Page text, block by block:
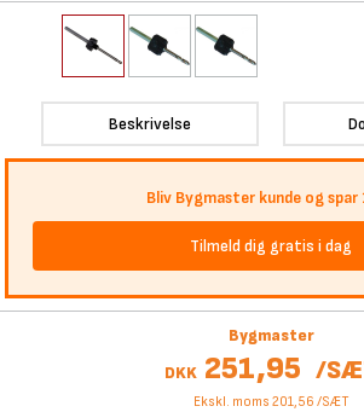
Beskrivelse
Bliv Bygmaster kunde og spar
Tilmeld dig gratis i dag
Bygmaster
DKK 251,95 /
Ekskl. moms 201,56 /SÆT